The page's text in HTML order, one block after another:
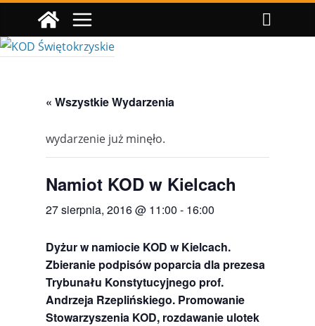
treści
« Wszystkie Wydarzenia
wydarzenie już minęło.
Namiot KOD w Kielcach
27 sierpnia, 2016 @ 11:00 - 16:00
Dyżur w namiocie KOD w Kielcach.
Zbieranie podpisów poparcia dla prezesa
Trybunału Konstytucyjnego prof.
Andrzeja Rzeplińskiego. Promowanie
Stowarzyszenia KOD, rozdawanie ulotek